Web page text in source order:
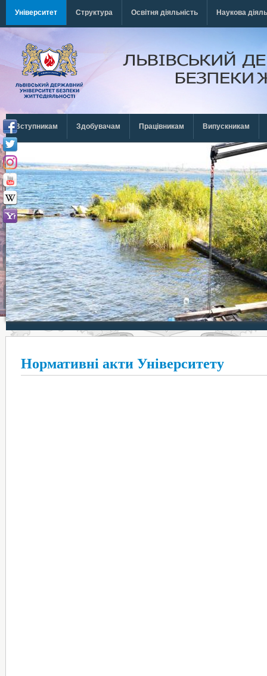
Університет
Структура Освітня діяльність Наукова
Вступникам Здобувачам Працівникам Випускникам
Нормативні акти Університету